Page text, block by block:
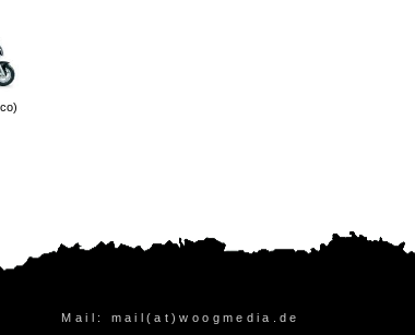
Mail: mail(at)woogmedia.de